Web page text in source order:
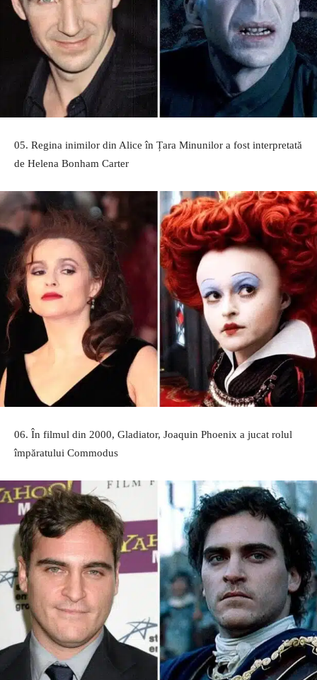
05. Regina inimilor din Alice în Țara Minunilor a fost interpretată
de Helena Bonham Carter
06. În filmul din 2000, Gladiator, Joaquin Phoenix a jucat rolul
împăratului Commodus